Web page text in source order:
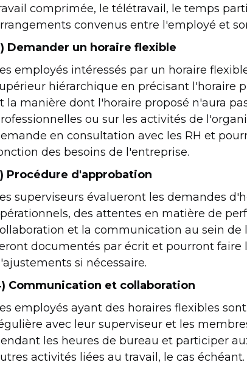
comprimée, le télétravail, le temps
convenus entre l'employé et
Demander un horaire flexible
employés intéressés par un horaire
hiérarchique en précisant l'horaire
la manière dont l'horaire proposé n'aura
ou sur les activités de
en consultation avec les RH et
des besoins de l'entreprise.
Procédure d'approbation
superviseurs évalueront les demandes
des attentes en matière de
et la communication au sein de
documentés par écrit et pourront
si nécessaire.
Communication et collaboration
employés ayant des horaires flexibles
avec leur superviseur et les
les heures de bureau et participer
activités liées au travail, le cas